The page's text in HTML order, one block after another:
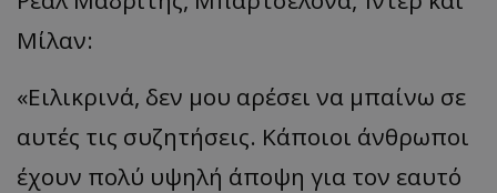
Μίλαν:
«Ειλικρινά, δεν μου αρέσει να μπαίνω σε
αυτές τις συζητήσεις. Κάποιοι άνθρωποι
έχουν πολύ υψηλή άποψη για τον εαυτό